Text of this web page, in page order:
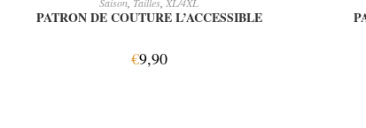
PATRON DE COUTURE L’ACCESSIBLE
€9,90